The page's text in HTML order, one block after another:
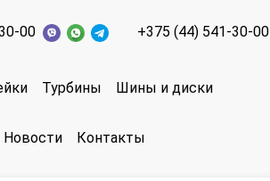
00 +375 (44) 541-30-00
Турбины Шины и диски
Новости Контакты